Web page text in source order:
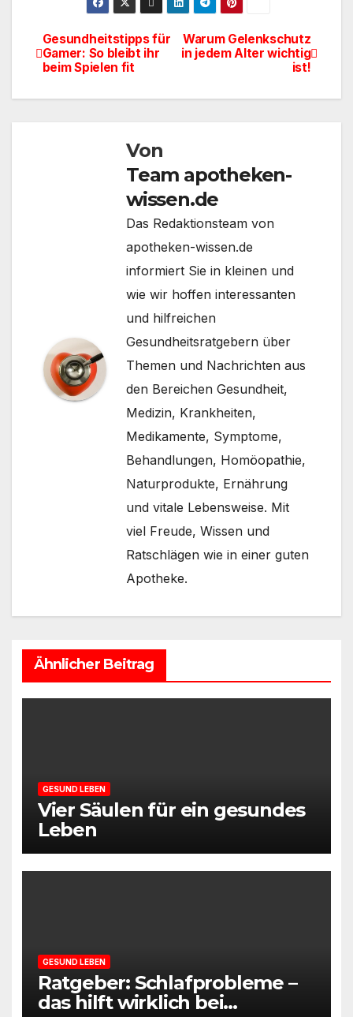
Beitragsnavigation
Warum Gelenkschutz
in jedem Alter wichtig
ist!
Gesundheitstipps für
Gamer: So bleibt ihr
beim Spielen fit
Von
Team apotheken-
wissen.de
Das Redaktionsteam von
apotheken-wissen.de
informiert Sie in kleinen und
wie wir hoffen interessanten
und hilfreichen
Gesundheitsratgebern über
Themen und Nachrichten aus
den Bereichen Gesundheit,
Medizin, Krankheiten,
Medikamente, Symptome,
Behandlungen, Homöopathie,
Naturprodukte, Ernährung
und vitale Lebensweise. Mit
viel Freude, Wissen und
Ratschlägen wie in einer guten
Apotheke.
Ähnlicher Beitrag
GESUND LEBEN
Vier Säulen für ein gesundes
Leben
GESUND LEBEN
Ratgeber: Schlafprobleme –
das hilft wirklich bei